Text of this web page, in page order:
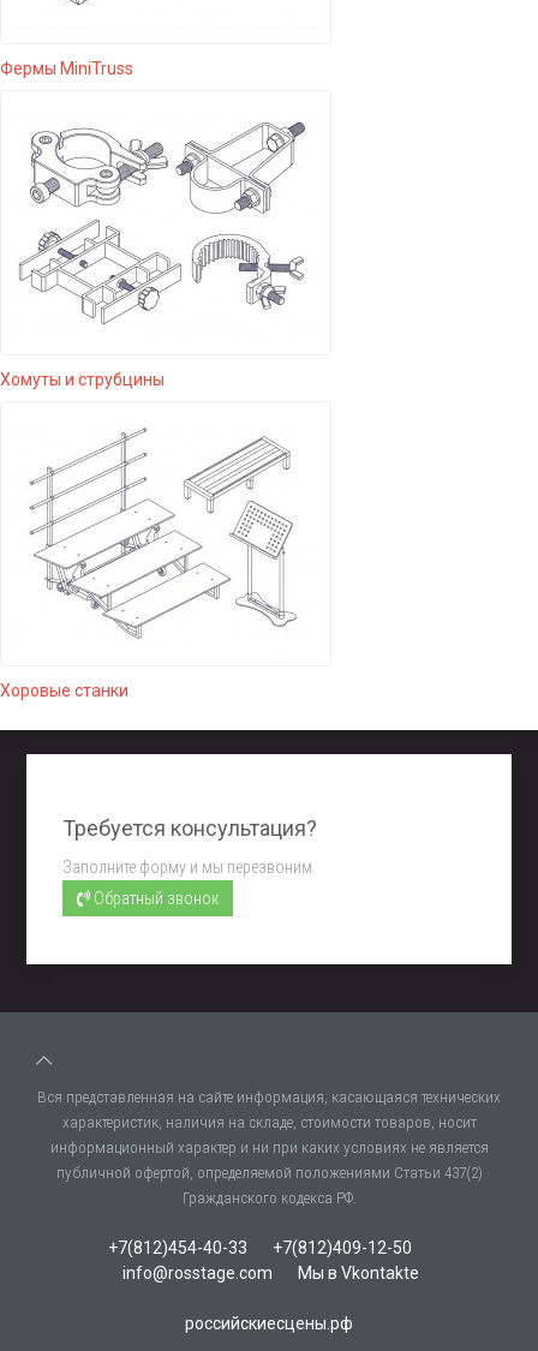
Фермы MiniTruss
Хомуты и струбцины
Хоровые станки
Требуется консультация?
Заполните форму и мы перезвоним.
Обратный звонок
Вся представленная на сайте информация, касающаяся технических
характеристик, наличия на складе, стоимости товаров, носит
информационный характер и ни при каких условиях не является
публичной офертой, определяемой положениями Статьи 437(2)
Гражданского кодекса РФ.
+7(812)454-40-33
+7(812)409-12-50
info@rosstage.com
Мы в Vkontakte
российскиесцены.рф